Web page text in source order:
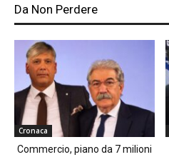
Da Non Perdere
Cronaca
Commercio, piano da 7 milioni